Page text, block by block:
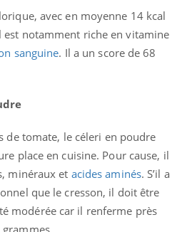
avec en moyenne 14 kcal
est notamment riche en vitamine
sanguine. Il a un score de 68
de tomate, le céleri en poudre
place en cuisine. Pour cause, il
minéraux et acides aminés. S’il a
que le cresson, il doit être
modérée car il renferme près